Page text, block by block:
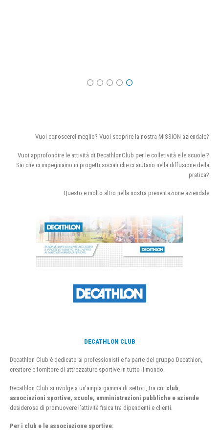
Vuoi conoscerci meglio? Vuoi scoprire la nostra MISSION aziendale?
Vuoi approfondire le attività di DecathlonClub per le colletività e le scuole ?
Sai che ci impegniamo in progetti sociali che ci aiutano nella diffusione della
pratica?
Questo e molto altro nella nostra presentazione aziendale
DECATHLON CLUB
Decathlon Club è dedicato ai professionisti e fa parte del gruppo Decathlon,
creatore e fornitore di attrezzature sportive in tutto il mondo.
Decathlon Club si rivolge a un’ampia gamma di settori, tra cui club
associazioni sportive, scuole, amministrazioni pubbliche e aziende
desiderose di promuovere l’attività fisica tra dipendenti e clienti.
Per i club e le associazione sportive: